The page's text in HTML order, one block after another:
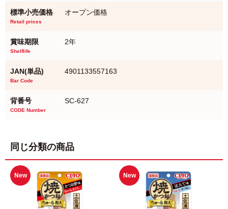
標準小売価格
Retail prices
オープン価格
賞味期限
Shelflife
2年
JAN(単品)
Bar Code
4901133557163
背番号
CODE Number
SC-627
同じ分類の商品
New New